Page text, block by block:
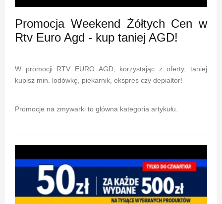
Promocja Weekend Żółtych Cen w
Rtv Euro Agd - kup taniej AGD!
W promocji RTV EURO AGD, korzystając z oferty, taniej
kupisz min. lodówkę, piekarnik, ekspres czy depialtor!
Promocje na zmywarki to główna kategoria artykułu.